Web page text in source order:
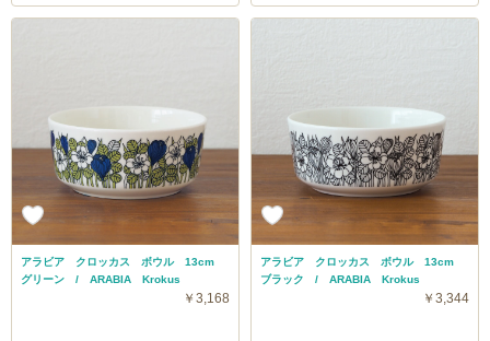
アラビア クロッカス ボウル 13cm
グリーン / ARABIA Krokus
￥3,168
アラビア クロッカス ボウル 13cm
ブラック / ARABIA Krokus
￥3,344